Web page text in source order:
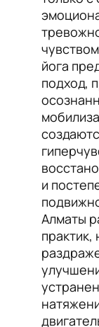
йога
подход,
и
Алматы